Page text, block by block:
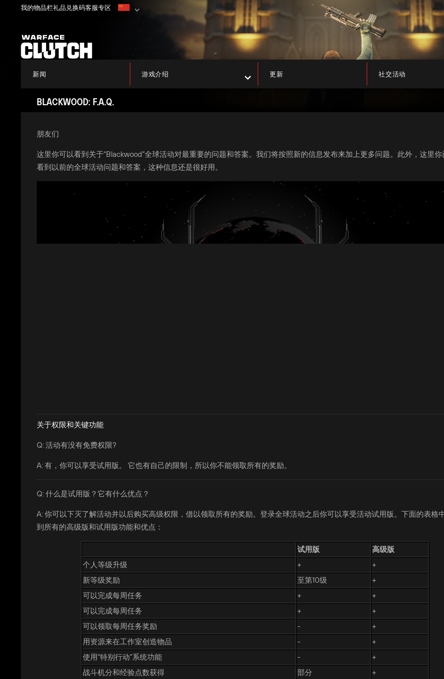
我的物品栏礼品兑换码客服专区
新闻 游戏介绍 更新 社交活动
BLACKWOOD: F.A.Q.
朋友们
这里你可以看到关于“Blackwood”全球活动对最重要的问题和答案。我们将按照新的信息发布来加上更多问题。此外，这里
看到以前的全球活动问题和答案，这种信息还是很好用。
关于权限和关键功能
Q: 活动有没有免费权限?
A: 有，你可以享受试用版。 它也有自己的限制，所以你不能领取所有的奖励。
Q: 什么是试用版？它有什么优点？
A: 你可以下灭了解活动并以后购买高级权限，借以领取所有的奖励。登录全球活动之后你可以享受活动试用版。下面的表格
到所有的高级版和试用版功能和优点：
试用版
高级版
个人等级升级
+
+
新等级奖励
至第10级
+
可以完成每周任务
+
+
可以完成每周任务
+
+
可以领取每周任务奖励
-
+
用资源来在工作室创造物品
-
+
使用“特别行动”系统功能
-
+
战斗机分和经验点数获得
部分
+